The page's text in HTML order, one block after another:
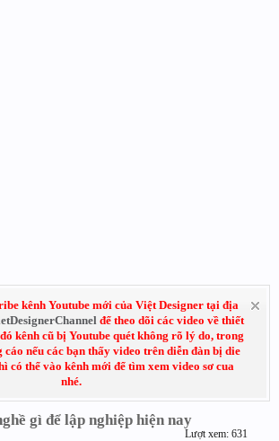
kênh Youtube mới của Việt Designer tại địa
để theo dõi các video về thiết
kênh cũ bị Youtube quét không rõ lý do, trong
nếu các bạn thấy video trên diễn đàn bị die
có thể vào kênh mới để tìm xem video sơ cua
nhé.
gì để lập nghiệp hiện nay
Lượt xem: 631